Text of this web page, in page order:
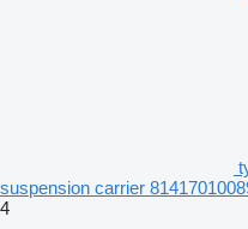
suspension carrier
4